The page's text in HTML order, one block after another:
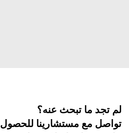
لم تجد ما تبحث عنه؟
تواصل مع مستشارينا للحصول